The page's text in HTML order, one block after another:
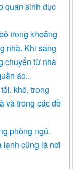
quan sinh dục
trong khoảng
nhà. Khi sang
chuyển từ nhà
áo..
khô, trong
và trong các đồ
phòng ngủ.
lạnh cũng là nơi